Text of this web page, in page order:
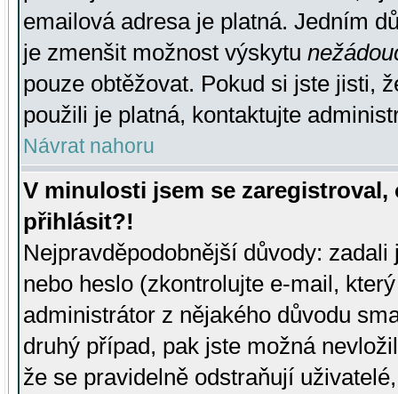
emailová adresa je platná. Jedním
je zmenšit možnost výskytu
pouze obtěžovat. Pokud si jste jisti,
použili je platná, kontaktujte
Návrat nahoru
V minulosti jsem se
přihlásit?!
Nejpravděpodobnější důvody:
nebo heslo (zkontrolujte e-mail,
administrátor z nějakého důvodu
druhý případ, pak jste možná
že se pravidelně odstraňují